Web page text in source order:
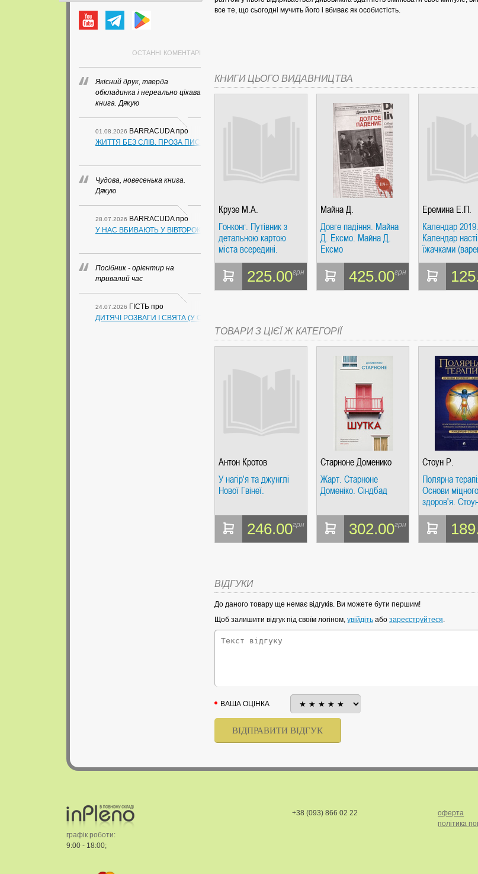
ОСТАННІ КОМЕНТАРІ
Якісний друк, тверда
обкладинка і нереально цікава
книга. Дякую
01.08.2026 BARRACUDAпро
ЖИТТЯ БЕЗ СЛІВ. ПРОЗА ПИСЬМЕННИКІВ ІЗ ГУАНСІ. ГІПЕРІОН
Чудова, новесенька книга.
Дякую
28.07.2026 BARRACUDAпро
У НАС ВБИВАЮТЬ У ВІВТОРОК. СЛАПОВСЬКИЙ О.І. ЧАС
Посібник - орієнтир на
тривалий час
24.07.2026 ГІСТЬ про
ДИТЯЧІ РОЗВАГИ І СВЯТА (У СХЕМАХ, ТАБЛИЦЯХ, ВИЗНАЧЕННЯХ, СЦЕНАРІЯХ). АНТОНІНА ШЕВЧУК.
все те, що сьогодні мучить його і вбиває як особистість.
КНИГИ ЦЬОГО ВИДАВНИЦТВА
Крузе М.А.
Гонконг. Путівник з
детальною картою
міста всередині.
Червоний гід
225.00грн
Майна Д.
Довге падіння. Майна
Д. Ексмо. Майна Д.
Ексмо
425.00грн
Еремина Е.П.
Календар 2019.
Календар
їжачками
Єрьоміна Є.П.
ТОВАРИ З ЦІЄЇ Ж КАТЕГОРІЇ
Антон Кротов
У нагір'я та джунглі
Нової Гвінеї.
246.00грн
Старноне Доменико
Жарт. Старноне
Доменіко. Сіндбад
302.00грн
Стоун Р.
Полярна
Основи міцного
здоров'я.
Софія
ВІДГУКИ
До даного товару ще немає відгуків. Ви можете бути першим!
Щоб залишити відгук під своїм логіном, увійдіть або зареєструйтеся.
ВАША ОЦІНКА
графік роботи:
9:00 - 18:00;
+38 (093) 866 02 22
оферта
політика